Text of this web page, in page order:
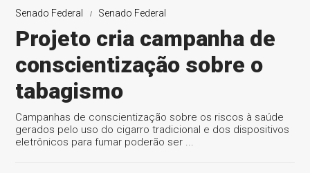
Senado Federal Senado Federal
Projeto cria campanha de
conscientização sobre o
tabagismo
Campanhas de conscientização sobre os riscos à saúde
gerados pelo uso do cigarro tradicional e dos dispositivos
eletrônicos para fumar poderão ser ...